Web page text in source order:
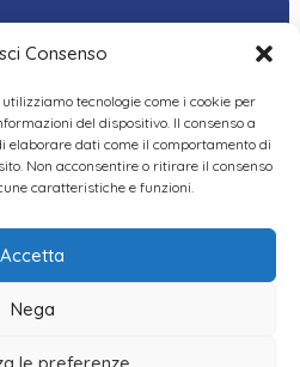
Consenso
tecnologie come i cookie per
del dispositivo. Il consenso a
elaborare dati come il comportamento di
Non acconsentire o ritirare il consenso
caratteristiche e funzioni.
Accetta
Nega
le preferenze
Ordine delle
Psicologhe e degli
Psicologi del Piemonte
VIA GIANNONE 8A – 10121
TEL: